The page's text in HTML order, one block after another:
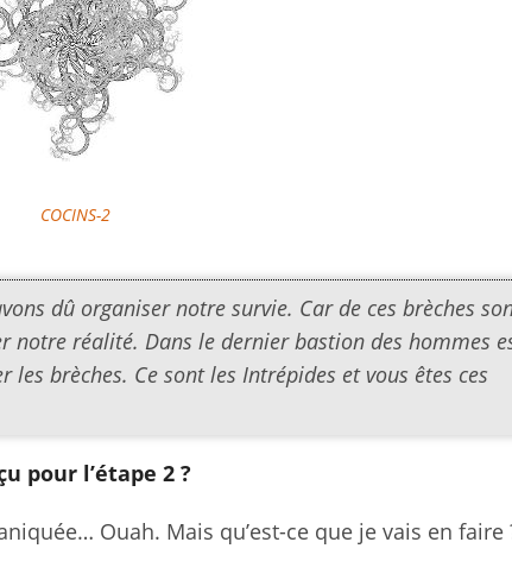
COCINS-2
dû organiser notre survie. Car de ces brèches
notre réalité. Dans le dernier bastion des hommes
brèches. Ce sont les Intrépides et vous êtes ces
pour l’étape 2 ?
Ouah. Mais qu’est-ce que je vais en faire